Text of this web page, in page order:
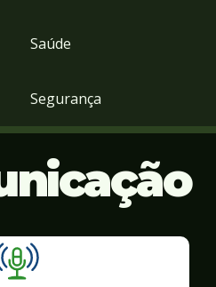
Saúde
Segurança
Ilustração